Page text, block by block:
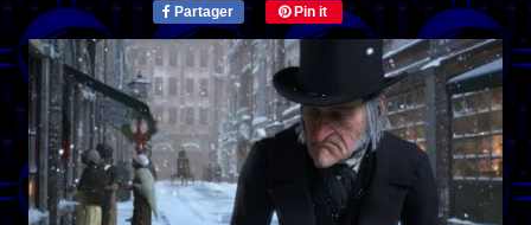
Partager Pin it